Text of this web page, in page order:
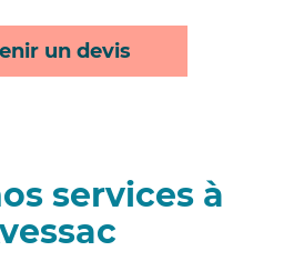
un devis
services à